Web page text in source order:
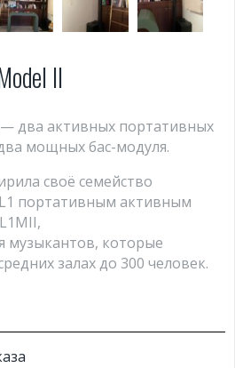
II
— два активных портативных
мощных бас-модуля.
своё семейство
L1 портативным активным
музыкантов, которые
залах до 300 человек.